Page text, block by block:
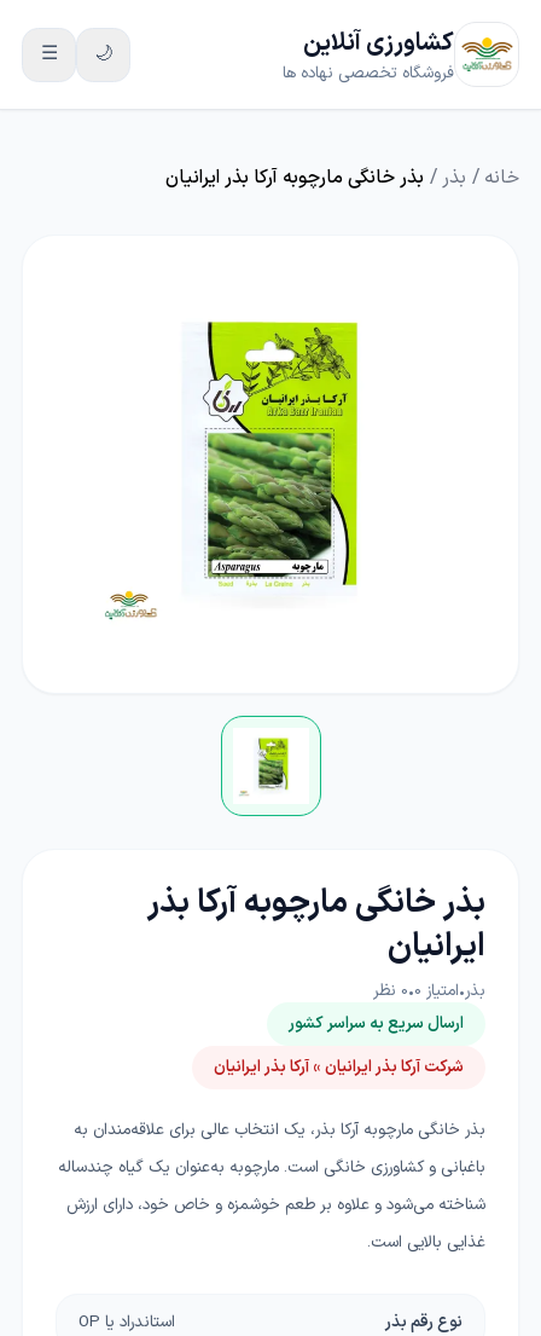
کشاورزی آنلاین
فروشگاه تخصصی نهاده ها
🌙
☰
خانه / بذر / بذر خانگی مارچوبه آرکا بذر ایرانیان
بذر خانگی مارچوبه آرکا بذر
ایرانیان
بذر•امتیاز 0
•
0 نظر
ارسال سریع به سراسر کشور
شرکت آرکا بذر ایرانیان » آرکا بذر ایرانیان
بذر خانگی مارچوبه آرکا بذر، یک انتخاب عالی برای علاقه‌مندان به
باغبانی و کشاورزی خانگی است. مارچوبه به‌عنوان یک گیاه چندساله
شناخته می‌شود و علاوه بر طعم خوشمزه و خاص خود، دارای ارزش
غذایی بالایی است.
نوع رقم بذر استاندراد یا OP